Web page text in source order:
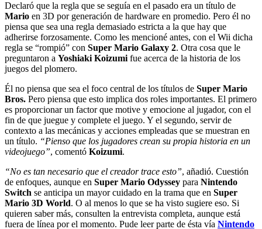
Declaró que la regla que se seguía en el pasado era un título de
Mario en 3D por generación de hardware en promedio. Pero él no
piensa que sea una regla demasiado estricta a la que hay que
adherirse forzosamente. Como les mencioné antes, con el Wii dicha
regla se “rompió” con Super Mario Galaxy 2. Otra cosa que le
preguntaron a Yoshiaki Koizumifue acerca de la historia de los
juegos del plomero.
Él no piensa que sea el foco central de los títulos de Super Mario
Bros. Pero piensa que esto implica dos roles importantes. El primero
es proporcionar un factor que motive y emocione al jugador, con el
fin de que juegue y complete el juego. Y el segundo, servir de
contexto a las mecánicas y acciones empleadas que se muestran en
un título. “Pienso que los jugadores crean su propia historia en un
videojuego”, comentó Koizumi.
“No es tan necesario que el creador trace esto”, añadió. Cuestión
de enfoques, aunque en Super Mario Odyssey para Nintendo
Switch se anticipa un mayor cuidado en la trama que en Super
Mario 3D World. O al menos lo que se ha visto sugiere eso. Si
quieren saber más, consulten la entrevista completa, aunque está
fuera de línea por el momento. Pude leer parte de ésta vía Nintendo